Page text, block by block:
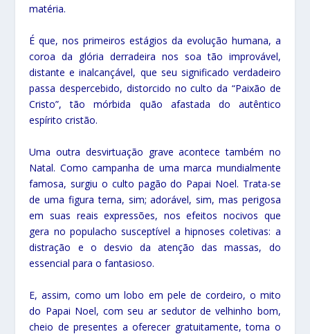
matéria.
É que, nos primeiros estágios da evolução humana, a
coroa da glória derradeira nos soa tão improvável,
distante e inalcançável, que seu significado verdadeiro
passa despercebido, distorcido no culto da “Paixão de
Cristo”, tão mórbida quão afastada do autêntico
espírito cristão.
Uma outra desvirtuação grave acontece também no
Natal. Como campanha de uma marca mundialmente
famosa, surgiu o culto pagão do Papai Noel. Trata-se
de uma figura terna, sim; adorável, sim, mas perigosa
em suas reais expressões, nos efeitos nocivos que
gera no populacho susceptível a hipnoses coletivas: a
distração e o desvio da atenção das massas, do
essencial para o fantasioso.
E, assim, como um lobo em pele de cordeiro, o mito
do Papai Noel, com seu ar sedutor de velhinho bom,
cheio de presentes a oferecer gratuitamente, toma o